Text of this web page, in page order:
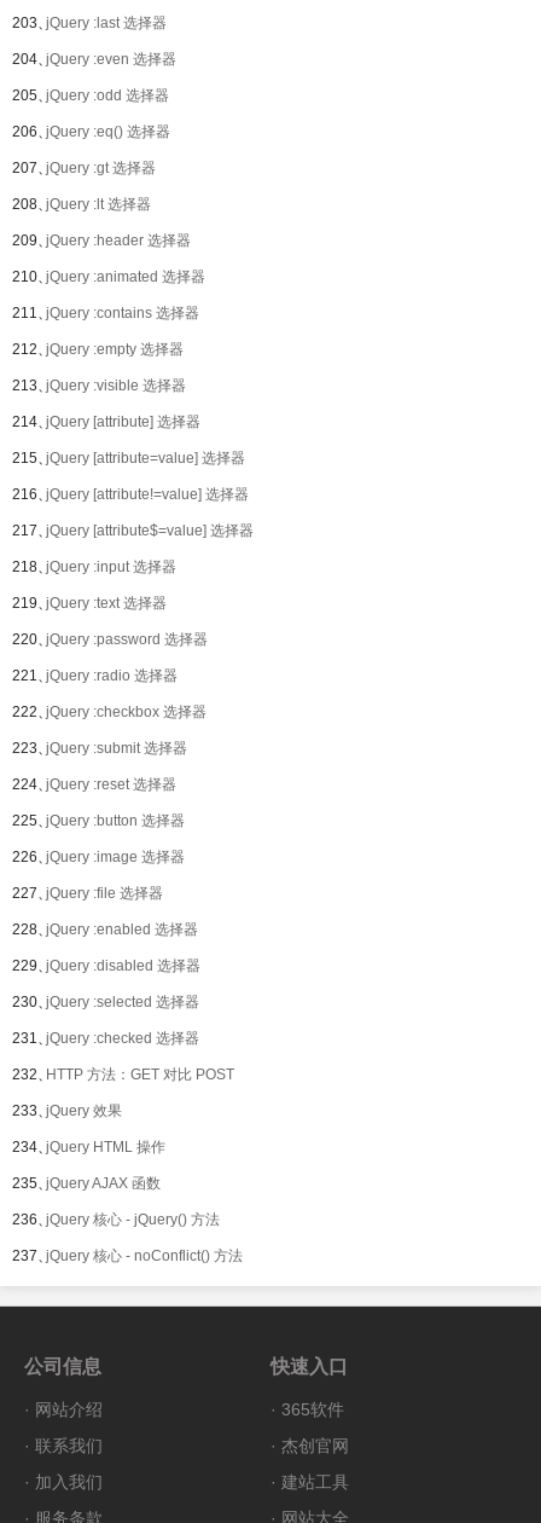
203、jQuery :last 选择器
204、jQuery :even 选择器
205、jQuery :odd 选择器
206、jQuery :eq() 选择器
207、jQuery :gt 选择器
208、jQuery :lt 选择器
209、jQuery :header 选择器
210、jQuery :animated 选择器
211、jQuery :contains 选择器
212、jQuery :empty 选择器
213、jQuery :visible 选择器
214、jQuery [attribute] 选择器
215、jQuery [attribute=value] 选择器
216、jQuery [attribute!=value] 选择器
217、jQuery [attribute$=value] 选择器
218、jQuery :input 选择器
219、jQuery :text 选择器
220、jQuery :password 选择器
221、jQuery :radio 选择器
222、jQuery :checkbox 选择器
223、jQuery :submit 选择器
224、jQuery :reset 选择器
225、jQuery :button 选择器
226、jQuery :image 选择器
227、jQuery :file 选择器
228、jQuery :enabled 选择器
229、jQuery :disabled 选择器
230、jQuery :selected 选择器
231、jQuery :checked 选择器
232、HTTP 方法：GET 对比 POST
233、jQuery 效果
234、jQuery HTML 操作
235、jQuery AJAX 函数
236、jQuery 核心 - jQuery() 方法
237、jQuery 核心 - noConflict() 方法
公司信息
· 网站介绍
· 联系我们
· 加入我们
· 服务条款
快速入口
· 365软件
· 杰创官网
· 建站工具
· 网站大全